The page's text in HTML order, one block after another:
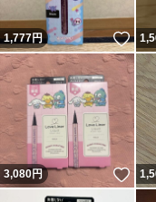
1,777円 い
3,080円 い